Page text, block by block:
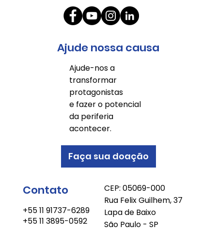
Ajude nossa causa
Ajude-nos a
transformar
protagonistas
e fazer o potencial
da periferia
acontecer.
Faça sua doação
Contato
+55 11 91737-6289
+55 11 3895-0592
CEP: 05069-000
Rua Felix Guilhem, 37
Lapa de Baixo
São Paulo - SP